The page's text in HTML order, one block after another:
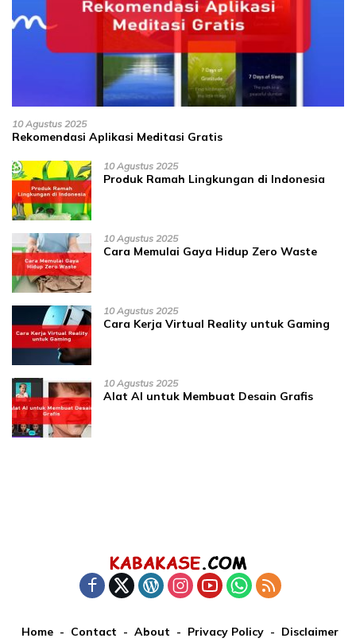
10 Agustus 2025
Rekomendasi Aplikasi Meditasi Gratis
10 Agustus 2025
Produk Ramah Lingkungan di Indonesia
10 Agustus 2025
Cara Memulai Gaya Hidup Zero Waste
10 Agustus 2025
Cara Kerja Virtual Reality untuk Gaming
10 Agustus 2025
Alat AI untuk Membuat Desain Grafis
Home Contact About Privacy Policy Disclaimer